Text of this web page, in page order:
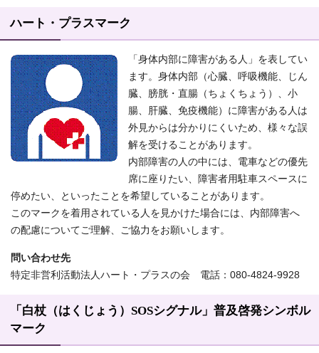
ハート・プラスマーク
「身体内部に障害がある人」を表してい
ます。身体内部（心臓、呼吸機能、じん
臓、膀胱・直腸（ちょくちょう）、小
腸、肝臓、免疫機能）に障害がある人は
外見からは分かりにくいため、様々な誤
解を受けることがあります。
内部障害の人の中には、電車などの優先
席に座りたい、障害者用駐車スペースに
停めたい、といったことを希望していることがあります。
このマークを着用されている人を見かけた場合には、内部障害へ
の配慮についてご理解、ご協力をお願いします。
問い合わせ先
特定非営利活動法人ハート・プラスの会 電話：080-4824-9928
「白杖（はくじょう）SOSシグナル」普及啓発シンボル
マーク